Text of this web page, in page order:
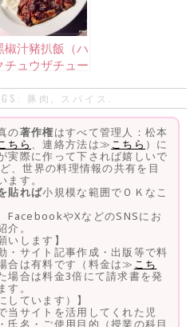
椒汁豬扒飯（ハ
チュウザチュー
豚肉 スパイス
の著作権はすべて管理人：松本
ちら 、連絡方法は≫こちら ）に
実際に作って下されば嬉しいで
、世界の料理情報の共有を目
す。
貼れば小規模な範囲でＯＫなこ
FacebookやXなどのSNSにお
。
いします】
・サイト記事作成・出版等で料
合は有料です（料金は≫ こち
場合は料金3倍にて請求書を発
。
しています）】
当サイトを活用してくれた児
氏名・ご使用目的（授業の科目